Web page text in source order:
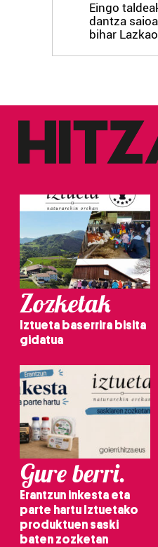
Eingo
dantza
bihar
Zozketak
Iztueta baserrira bisita
gidatua
Gure berri.
Erantzun inkesta eta
parte hartu Iztuetako
produktuen saski
baten zozketan